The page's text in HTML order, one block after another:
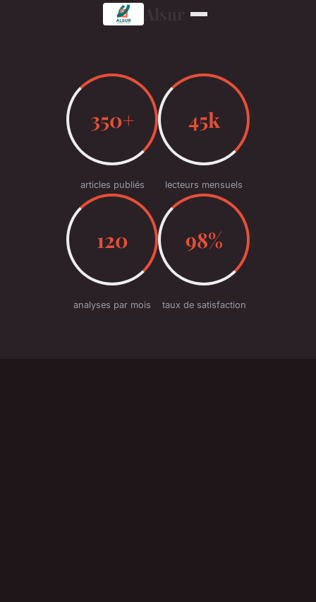
350+
articles publiés
45k
lecteurs mensuels
120
analyses par mois
98%
taux de satisfaction